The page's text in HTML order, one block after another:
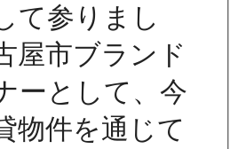
て参りまし
屋市ブランド
ーとして、今
物件を通じて